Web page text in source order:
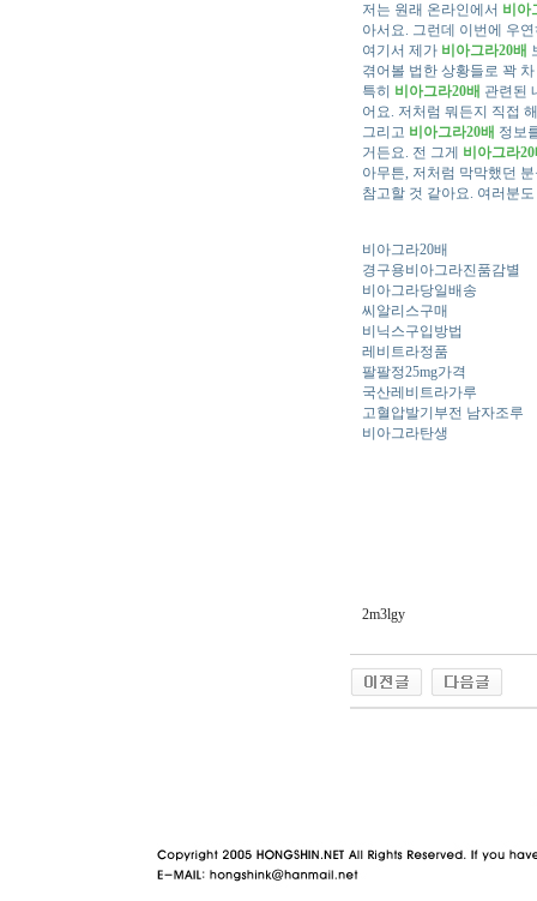
저는 원래 온라인에서 비아
아서요. 그런데 이번에 우
여기서 제가 비아그라20배
겪어볼 법한 상황들로 꽉
특히 비아그라20배 관련된
어요. 저처럼 뭐든지 직접
그리고 비아그라20배 정보
거든요. 전 그게 비아그라
아무튼, 저처럼 막막했던
참고할 것 같아요. 여러분
비아그라20배
경구용비아그라진품감별
비아그라당일배송
씨알리스구매
비닉스구입방법
레비트라정품
팔팔정25mg가격
국산레비트라가루
고혈압발기부전 남자조루
비아그라탄생
2m3lgy